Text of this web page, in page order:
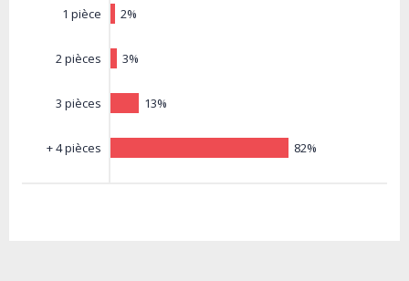
1 pièce
2 pièces
3 pièces
+ 4 pièces
2%
3%
13%
82%